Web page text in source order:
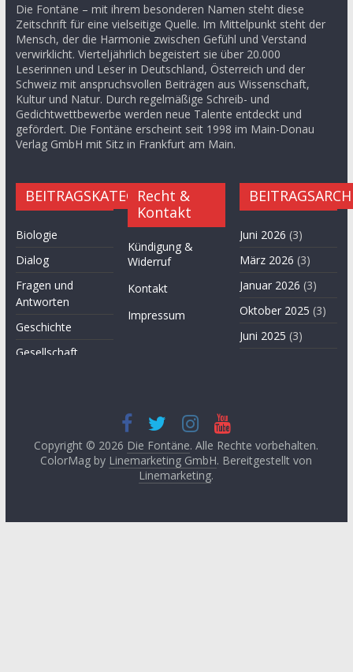
Die Fontäne – mit ihrem besonderen Namen steht diese
Zeitschrift für eine vielseitige Quelle. Im Mittelpunkt steht der
Mensch, der die Harmonie zwischen Gefühl und Verstand
verwirklicht. Vierteljährlich begeistert sie über 20.000
Leserinnen und Leser in Deutschland, Österreich und der
Schweiz mit anspruchsvollen Beiträgen aus Wissenschaft,
Kultur und Natur. Durch regelmäßige Schreib- und
Gedichtwettbewerbe werden neue Talente entdeckt und
gefördert. Die Fontäne erscheint seit 1998 im Main-Donau
Verlag GmbH mit Sitz in Frankfurt am Main.
BEITRAGSKATEGORIEN
Biologie
Dialog
Fragen und
Antworten
Geschichte
Gesellschaft
Leitartikel von
Fethullah Gülen
Lyrik
Recht &
Kontakt
Kündigung &
Widerruf
Kontakt
Impressum
Juni 2026 (3)
März 2026 (3)
Januar 2026 (3)
Oktober 2025 (3)
Juni 2025 (3)
2024(3)
Juni 2024(3)
April 2024(2)
Copyright © 2026 Die Fontäne. Alle Rechte vorbehalten.
ColorMag by Linemarketing GmbH. Bereitgestellt von
Linemarketing.